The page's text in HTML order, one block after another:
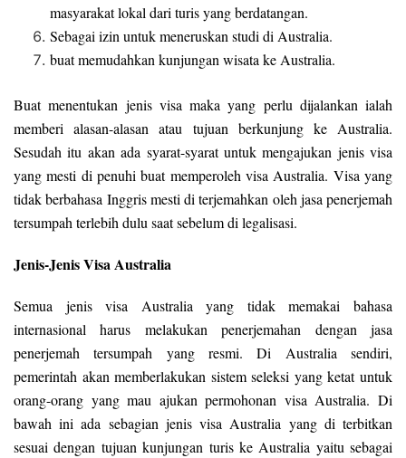
masyarakat lokal dari turis yang berdatangan.
Sebagai izin untuk meneruskan studi di Australia.
buat memudahkan kunjungan wisata ke Australia.
Buat menentukan jenis visa maka yang perlu dijalankan ialah
memberi alasan-alasan atau tujuan berkunjung ke Australia.
Sesudah itu akan ada syarat-syarat untuk mengajukan jenis visa
yang mesti di penuhi buat memperoleh visa Australia. Visa yang
tidak berbahasa Inggris mesti di terjemahkan oleh jasa penerjemah
tersumpah terlebih dulu saat sebelum di legalisasi.
Jenis-Jenis Visa Australia
Semua jenis visa Australia yang tidak memakai bahasa
internasional harus melakukan penerjemahan dengan jasa
penerjemah tersumpah yang resmi. Di Australia sendiri,
pemerintah akan memberlakukan sistem seleksi yang ketat untuk
orang-orang yang mau ajukan permohonan visa Australia. Di
bawah ini ada sebagian jenis visa Australia yang di terbitkan
sesuai dengan tujuan kunjungan turis ke Australia yaitu sebagai